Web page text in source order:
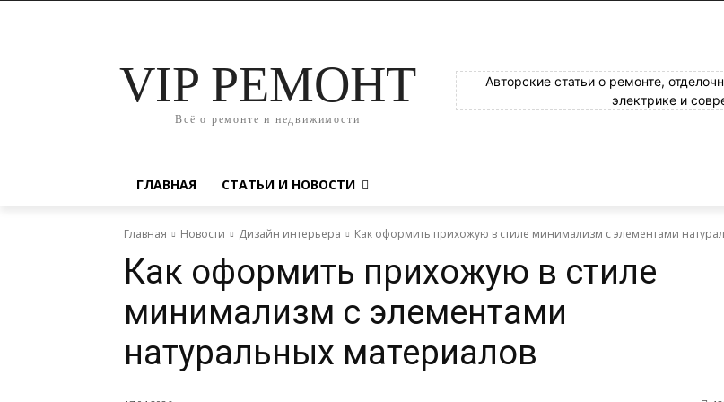
VIP РЕМОНТ
Всё о ремонте и недвижимости
Авторские статьи о ремонте,
электрике и
ГЛАВНАЯ СТАТЬИ И НОВОСТИ
Главная Новости Дизайн интерьера Как оформить прихожую в стиле минимализм с элементами
Как оформить прихожую в стиле
минимализм с элементами
натуральных материалов